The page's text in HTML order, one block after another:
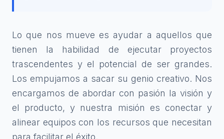
Lo que nos mueve es ayudar a aquellos que
tienen la habilidad de ejecutar proyectos
trascendentes y el potencial de ser grandes.
Los empujamos a sacar su genio creativo. Nos
encargamos de abordar con pasión la visión y
el producto, y nuestra misión es conectar y
alinear equipos con los recursos que necesitan
para facilitar el éxito.